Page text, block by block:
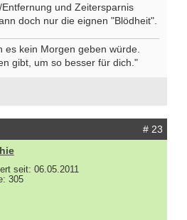
und Zeitersparnis
doch nur die eignen "Blödheit".
es kein Morgen geben würde.
gibt, um so besser für dich."
# 23
seit: 06.05.2011
305